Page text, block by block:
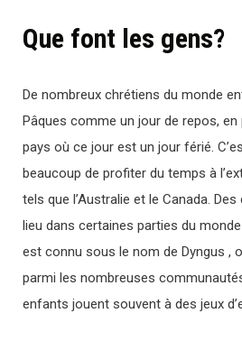
Que font les gens?
De nombreux chrétiens du monde
Pâques comme un jour de repos, en
pays où ce jour est un jour férié.
beaucoup de profiter du temps à
tels que l’Australie et le Canada. Des
lieu dans certaines parties du
est connu sous le nom de Dyngus ,
parmi les nombreuses
enfants jouent souvent à des jeux